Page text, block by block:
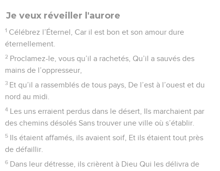
retenaient.
15 Qu’ils louent donc l’Éternel pour son amour, Pour ses
merveilles en faveur des hommes !
16
Car il a brisé les portes de bronze et il a rompu les verrous
de fer.
17
Des insensés, par leur conduite indigne, S’étaient rendus
malheureux par leurs fautes.
18
Tout aliment répugnait à leur bouche Et ils touchaient aux
confins de la mort.
19
Dans leur détresse, ils crièrent à Dieu Qui les délivra de
tous leurs malheurs.
20
Envoyant sa parole, il les guérit Et fit échapper leur vie de